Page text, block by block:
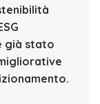
già stato